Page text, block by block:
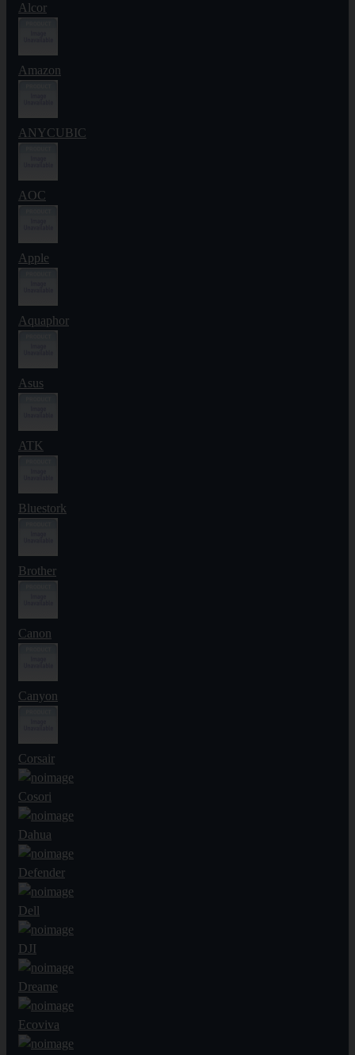
Alcor
Amazon
ANYCUBIC
AOC
Apple
Aquaphor
Asus
ATK
Bluestork
Brother
Canon
Canyon
Corsair
Cosori
Dahua
Defender
Dell
DJI
Dreame
Ecoviva